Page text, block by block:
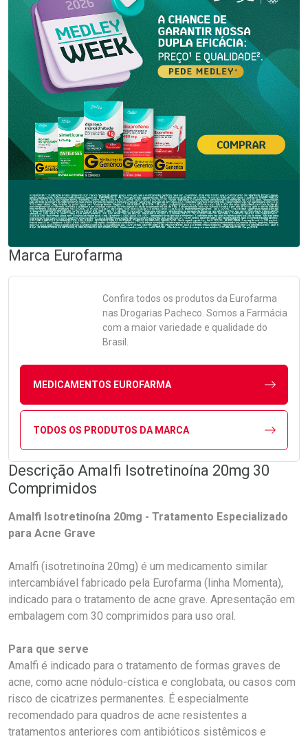
Marca Eurofarma
Confira todos os produtos da Eurofarma
nas Drogarias Pacheco. Somos a Farmácia
com a maior variedade e qualidade do
Brasil.
MEDICAMENTOS EUROFARMA
TODOS OS PRODUTOS DA MARCA
Descrição Amalfi Isotretinoína 20mg 30
Comprimidos
Amalfi Isotretinoína 20mg - Tratamento Especializado
para Acne Grave
Amalfi (isotretinoína 20mg) é um medicamento similar
intercambiável fabricado pela Eurofarma (linha Momenta),
indicado para o tratamento de acne grave. Apresentação em
embalagem com 30 comprimidos para uso oral.
Para que serve
Amalfi é indicado para o tratamento de formas graves de
acne, como acne nódulo-cística e conglobata, ou casos com
risco de cicatrizes permanentes. É especialmente
recomendado para quadros de acne resistentes a
tratamentos anteriores com antibióticos sistêmicos e